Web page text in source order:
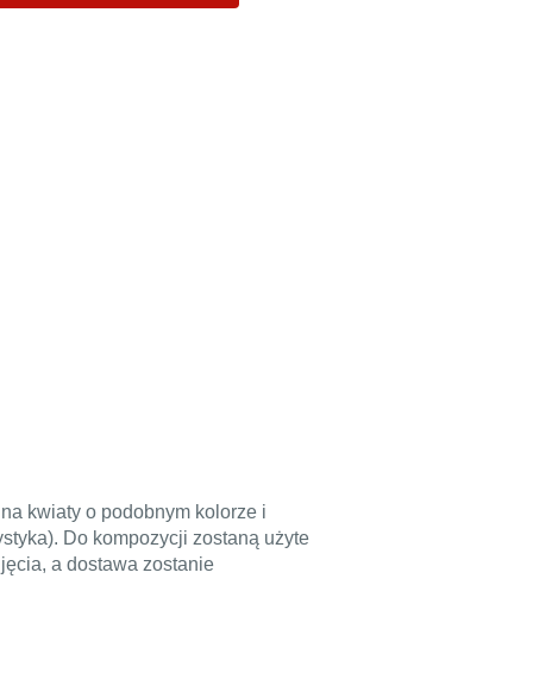
kwiaty o podobnym kolorze i
Do kompozycji zostaną użyte
a dostawa zostanie